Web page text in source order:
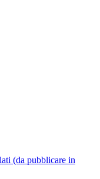
(da pubblicare in